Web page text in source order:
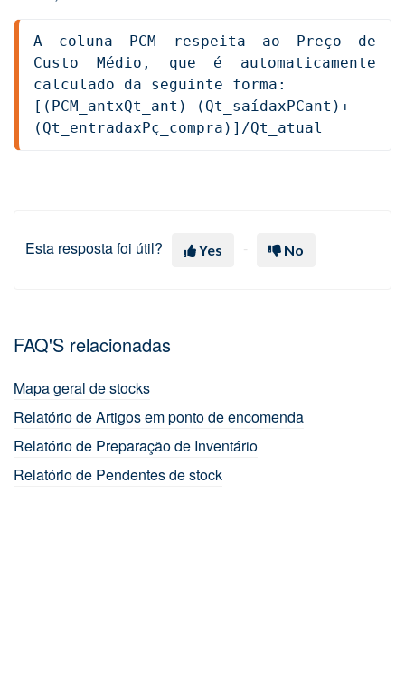
A coluna PCM respeita ao Preço de
Custo Médio, que é automaticamente
calculado da seguinte forma:
[(PCM_antxQt_ant)-(Qt_saídaxPCant)+
(Qt_entradaxPç_compra)]/Qt_atual
Esta resposta foi útil? Yes No
FAQ'S relacionadas
Mapa geral de stocks
Relatório de Artigos em ponto de encomenda
Relatório de Preparação de Inventário
Relatório de Pendentes de stock